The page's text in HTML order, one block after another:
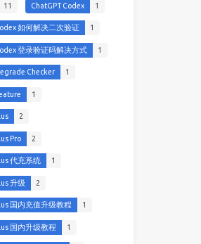
11 ChatGPT Codex 1
如何解决二次验证 1
登录验证码解决方式 1
Checker 1
1
2
Pro 2
代充系统 1
升级 2
国内充值升级教程 1
国内升级教程 1